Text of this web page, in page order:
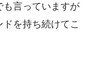
も言っていますが
を持ち続けてこ